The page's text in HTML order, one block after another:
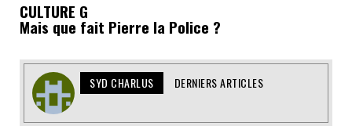
CULTURE G
Mais que fait Pierre la Police ?
SYD CHARLUS DERNIERS ARTICLES